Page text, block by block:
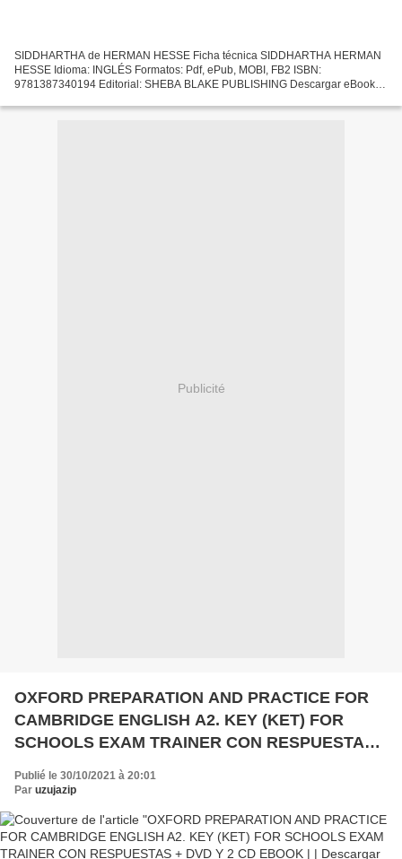
SIDDHARTHA de HERMAN HESSE Ficha técnica SIDDHARTHA HERMAN
HESSE Idioma: INGLÉS Formatos: Pdf, ePub, MOBI, FB2 ISBN:
9781387340194 Editorial: SHEBA BLAKE PUBLISHING Descargar eBook
HERMAN...
Publicité
OXFORD PREPARATION AND PRACTICE FOR
CAMBRIDGE ENGLISH A2. KEY (KET) FOR
SCHOOLS EXAM TRAINER CON RESPUESTAS
EPUB
Publié le 30/10/2021 à 20:01
Par uzujazip